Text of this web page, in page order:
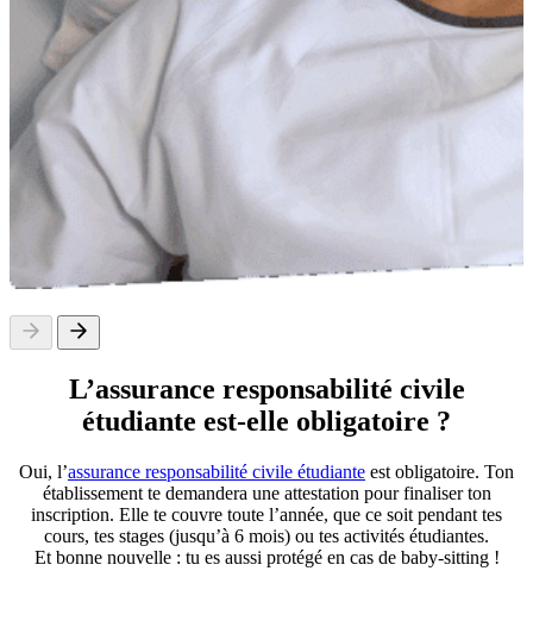
L’assurance responsabilité civile
étudiante est-elle obligatoire ?
Oui, l’assurance responsabilité civile étudiante est obligatoire. Ton
établissement te demandera une attestation pour finaliser ton
inscription. Elle te couvre toute l’année, que ce soit pendant tes
cours, tes stages (jusqu’à 6 mois) ou tes activités étudiantes.
Et bonne nouvelle : tu es aussi protégé en cas de baby-sitting !